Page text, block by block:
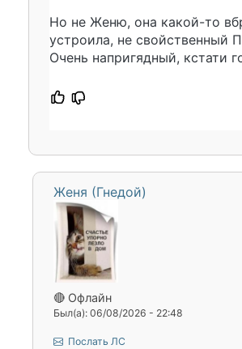
Но не Женю, она какой-то
устроила, не свойственный
Очень напригядный, кстати
Женя (Гнедой)
🔴 Офлайн
Был(а): 06/08/2026 - 22:48
Послать ЛС